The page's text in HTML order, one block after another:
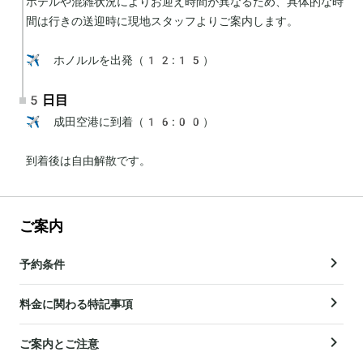
間は行きの送迎時に現地スタッフよりご案内します。
✈️ ホノルルを出発（12:15）
5日目
✈️ 成田空港に到着（16:00）
到着後は自由解散です。
ご案内
予約条件
料金に関わる特記事項
ご案内とご注意